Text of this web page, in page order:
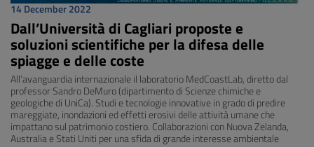
14 December 2022
Dall’Università di Cagliari proposte e
soluzioni scientifiche per la difesa delle
spiagge e delle coste
All’avanguardia internazionale il laboratorio MedCoastLab, diretto dal
professor Sandro DeMuro (dipartimento di Scienze chimiche e
geologiche di UniCa). Studi e tecnologie innovative in grado di predire
mareggiate, inondazioni ed effetti erosivi delle attività umane che
impattano sul patrimonio costiero. Collaborazioni con Nuova Zelanda,
Australia e Stati Uniti per una sfida di grande interesse ambientale